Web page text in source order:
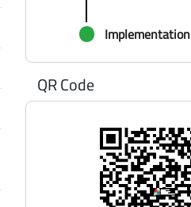
Implementation
QR Code